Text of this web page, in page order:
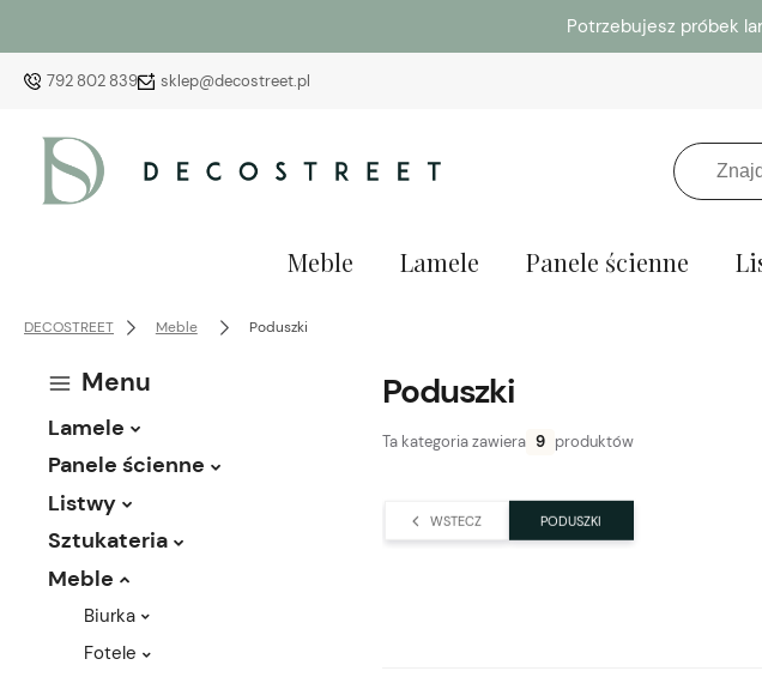
Potrzebujesz próbek
792 802 839 sklep@decostreet.pl
Meble Lamele Panele ścienne
DECOSTREET Meble Poduszki
Menu
Lamele
Panele ścienne
Listwy
Sztukateria
Meble
Biurka
Fotele
Poduszki
Ta kategoria zawiera 9 produktów
WSTECZ PODUSZKI